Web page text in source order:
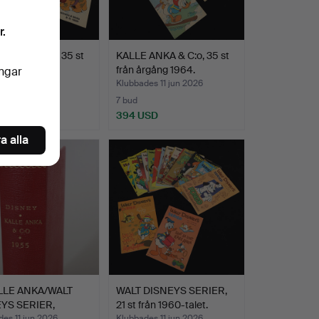
ANKA & C:o, 35 st
1965.
KALLE ANKA & C:o, 35 st
från årgång 1964.
Klubbades 11 jun 2026
7 bud
394 USD
ANKA/WALT
SERIER,
WALT DISNEYS SERIER,
21 st från 1960-talet.
alla